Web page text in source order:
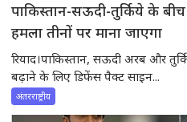
पाकिस्तान-सऊदी-तुर्किये के
हमला तीनों पर माना जाएगा
रियाद।पाकिस्तान, सऊदी अरब और
बढ़ाने के लिए डिफेंस पैक्ट साइन...
अंतरराष्ट्रीय